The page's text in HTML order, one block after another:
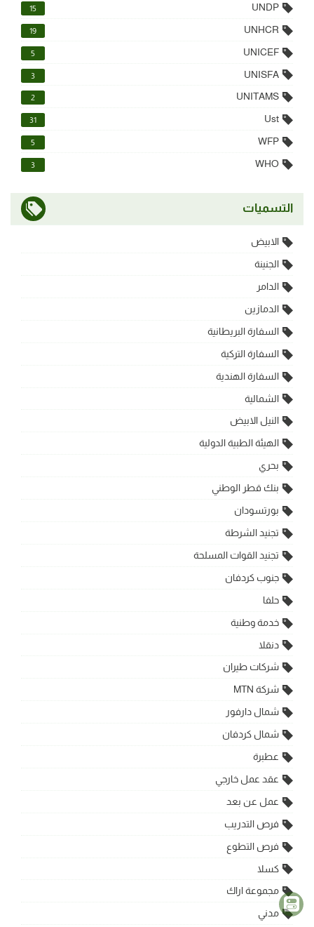
UNDP
15
UNHCR
19
UNICEF
5
UNISFA
3
UNITAMS
2
Ust
31
WFP
5
WHO
3
التسميات
الابيض
الجنينة
الدامر
الدمازين
السفارة البريطانية
السفارة التركية
السفارة الهندية
الشمالية
النيل الابيض
الهيئة الطبية الدولية
بحري
بنك قطر الوطني
بورتسودان
تجنيد الشرطة
تجنيد القوات المسلحة
جنوب كردفان
حلفا
خدمة وطنية
دنقلا
شركات طيران
شركة MTN
شمال دارفور
شمال كردفان
عطبرة
عقد عمل خارجي
عمل عن بعد
فرص التدريب
فرص التطوع
كسلا
مجموعة اراك
مدني